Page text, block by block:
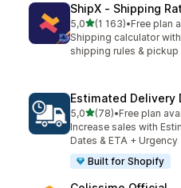
ShipX ‑ Shipping
5,0av 5 stjerner
(1 163)
Totalt 1163 omtaler
•Free plan
Shipping calculator
shipping rules &
Estimated Delivery
5,0av 5 stjerner
(78)
Totalt 78 omtaler
•Free plan
Increase sales with
Dates & ETA + Urgency
Built for Shopify